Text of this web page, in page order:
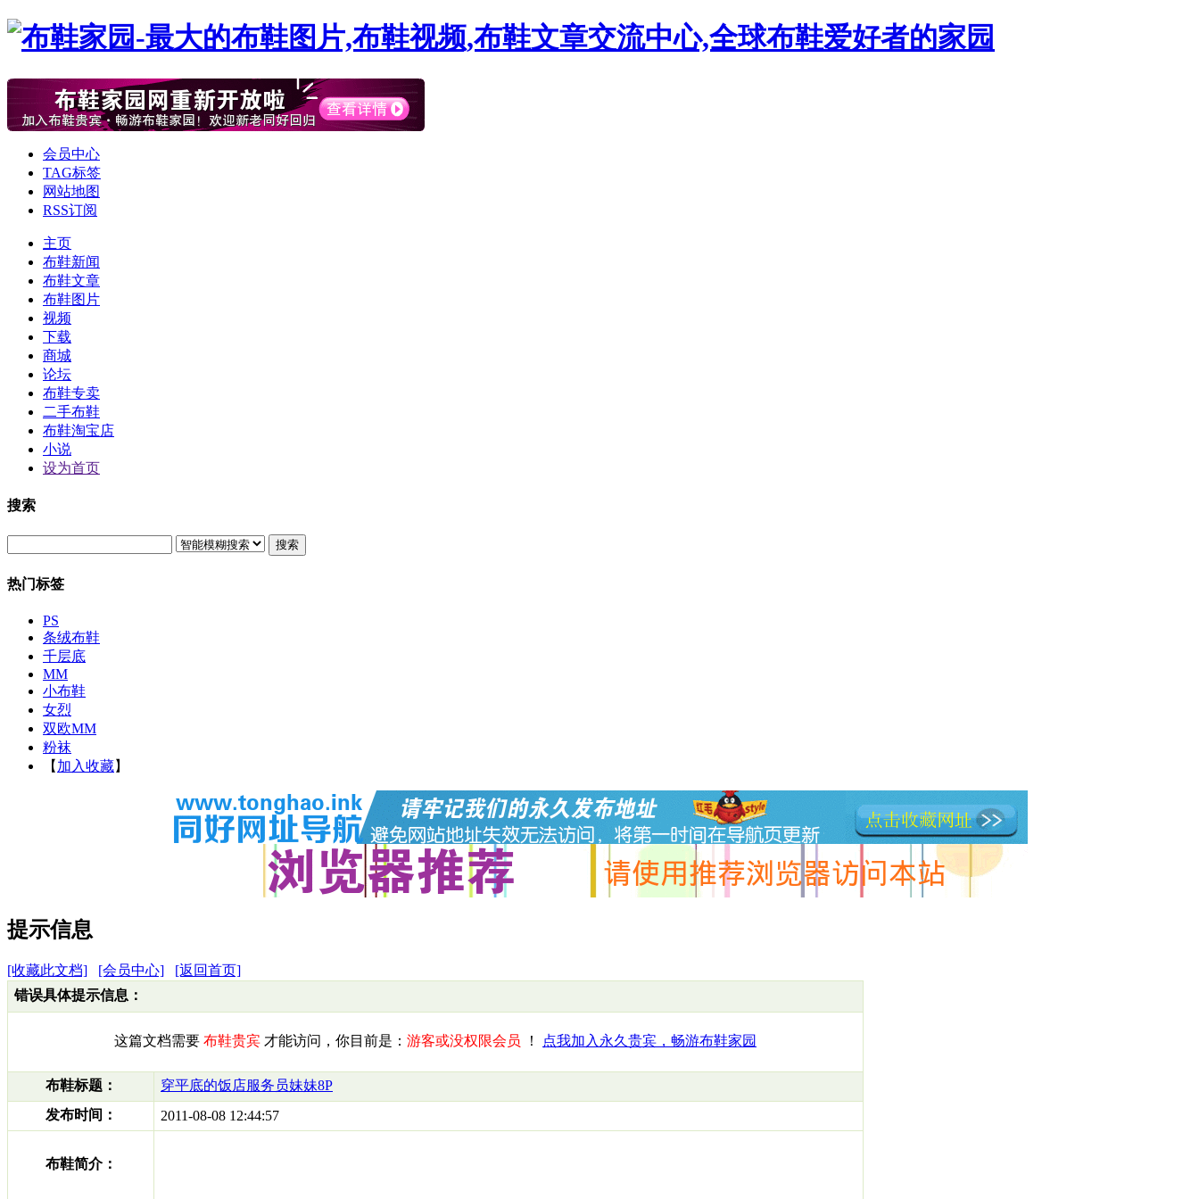
会员中心
TAG标签
网站地图
RSS订阅
主页
布鞋新闻
布鞋文章
布鞋图片
视频
下载
商城
论坛
布鞋专卖
二手布鞋
布鞋淘宝店
小说
设为首页
搜索
搜索
热门标签
PS
条绒布鞋
千层底
MM
小布鞋
女烈
双欧MM
粉袜
【 加入收藏】
提示信息
[收藏此文档] [会员中心]
[返回首页]
错误具体提示信息：
这篇文档需要 布鞋贵宾 才能访问，你目前是： 游客或没权限会员 ！ 点我加入永久贵宾，畅游布鞋家园
布鞋标题：
穿平底的饭店服务员妹妹8P
发布时间：
2011-08-08 12:44:57
布鞋简介：